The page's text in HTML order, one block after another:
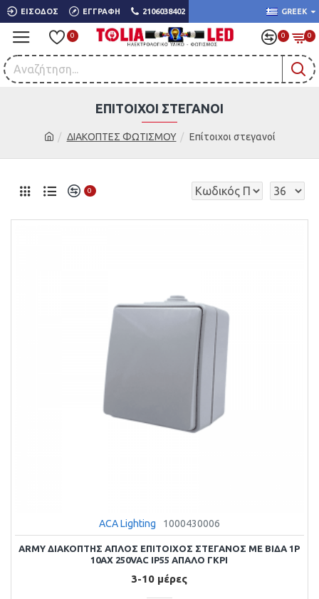
ΕΊΣΟΔΟΣ ΕΓΓΡΑΦΉ 2106038402 GREEK
0 0 0
ΔΙΑΚΟΠΤΕΣ ΦΩΤΙΣΜΟΥ Επίτοιχοι στεγανοί
ΕΠΊΤΟΙΧΟΙ ΣΤΕΓΑΝΟΊ
0
ACA Lighting 1000430006
ARMY ΔΙΑΚΟΠΤΗΣ ΑΠΛΟΣ ΕΠΙΤΟΙΧΟΣ ΣΤΕΓΑΝΟΣ ΜΕ ΒΙΔΑ 1P
10AX 250VAC IP55 ΑΠΑΛΟ ΓΚΡΙ
3-10 μέρες